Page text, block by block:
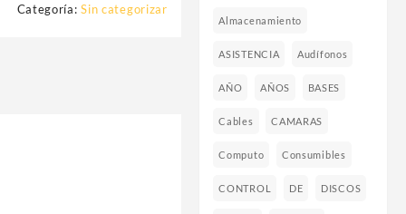
Categoría:Sin categorizar
Almacenamiento
ASISTENCIA Audífonos
AÑO AÑOS BASES
Cables CAMARAS
Computo Consumibles
CONTROL DE DISCOS